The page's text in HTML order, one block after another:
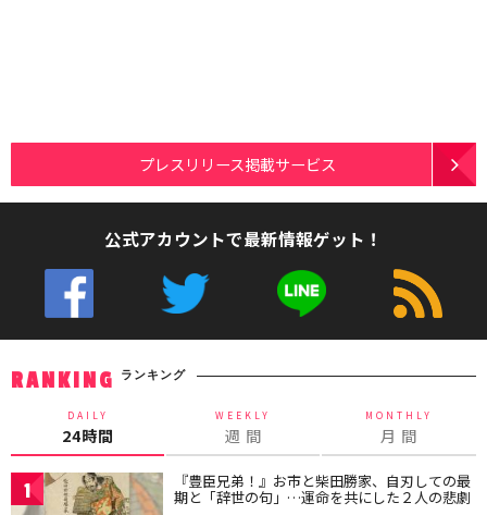
プレスリリース掲載サービス
公式アカウントで最新情報ゲット！
RANKING ランキング
DAILY
24時間
WEEKLY
週 間
MONTHLY
月 間
1 『豊臣兄弟！』お市と柴田勝家、自刃しての最
期と「辞世の句」…運命を共にした２人の悲劇